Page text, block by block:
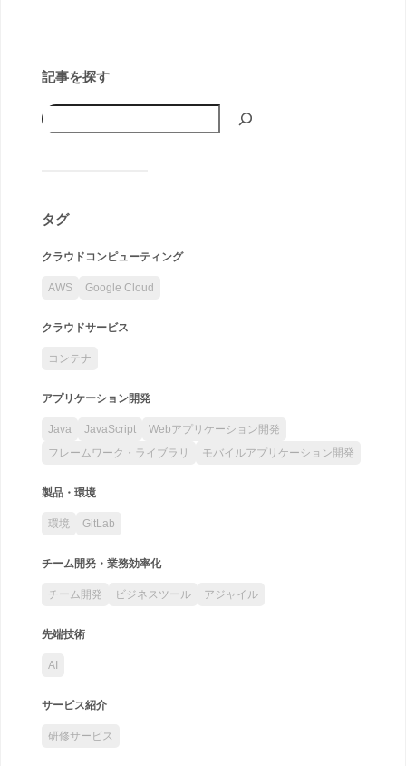
記事を探す
タグ
クラウドコンピューティング
AWS Google Cloud
クラウドサービス
コンテナ
アプリケーション開発
Java JavaScript
Webアプリケーション開発
フレームワーク・ライブラリ
モバイルアプリケーション開発
製品・環境
環境 GitLab
チーム開発・業務効率化
チーム開発 ビジネスツール アジャイル
先端技術
AI
サービス紹介
研修サービス